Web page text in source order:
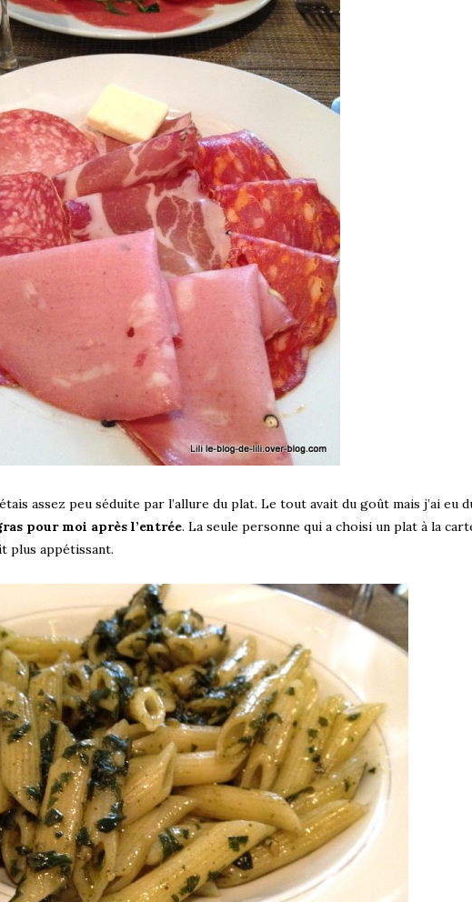
assez peu séduite par l’allure du plat. Le tout avait du goût mais j’ai eu
pour moi après l’entrée. La seule personne qui a choisi un plat à la
plus appétissant.